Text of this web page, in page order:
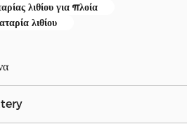
λιθίου για πλοία
λιθίου